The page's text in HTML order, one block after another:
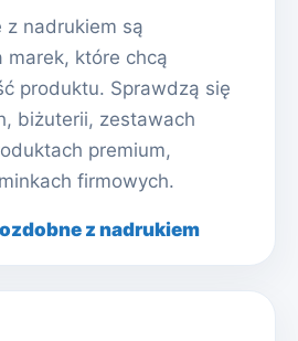
z nadrukiem są
marek, które chcą
produktu. Sprawdzą się
biżuterii, zestawach
premium,
firmowych.
z nadrukiem